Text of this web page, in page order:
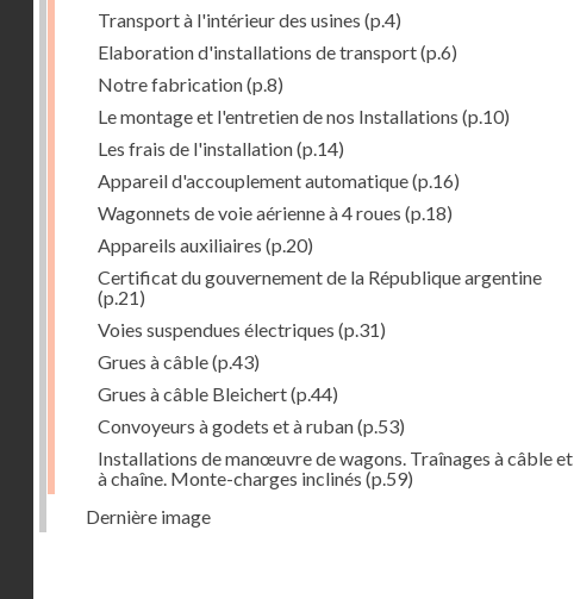
Transport à l'intérieur des usines (p.4)
Elaboration d'installations de transport(p.6)
Notre fabrication(p.8)
Le montage et l'entretien de nos Installations (p.10)
Les frais de l'installation(p.14)
Appareil d'accouplement automatique(p.16)
Wagonnets de voie aérienne à 4 roues (p.18)
Appareils auxiliaires (p.20)
Certificat du gouvernement de la République argentine
(p.21)
Voies suspendues électriques (p.31)
Grues à câble(p.43)
Grues à câble Bleichert(p.44)
Convoyeurs à godets et à ruban(p.53)
Installations de manœuvre de wagons. Traînages à câble et
à chaîne. Monte-charges inclinés (p.59)
Dernière image